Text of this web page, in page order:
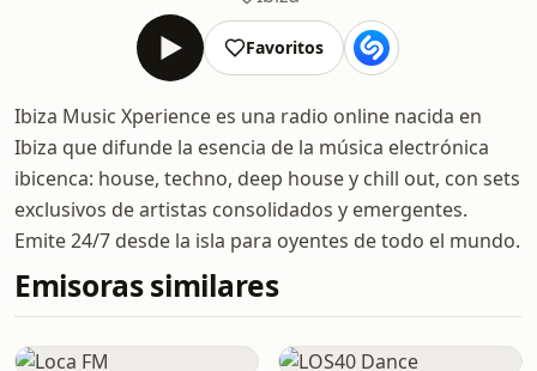
Favoritos
Ibiza Music Xperience es una radio online nacida en
Ibiza que difunde la esencia de la música electrónica
ibicenca: house, techno, deep house y chill out, con sets
exclusivos de artistas consolidados y emergentes.
Emite 24/7 desde la isla para oyentes de todo el mundo.
Emisoras similares